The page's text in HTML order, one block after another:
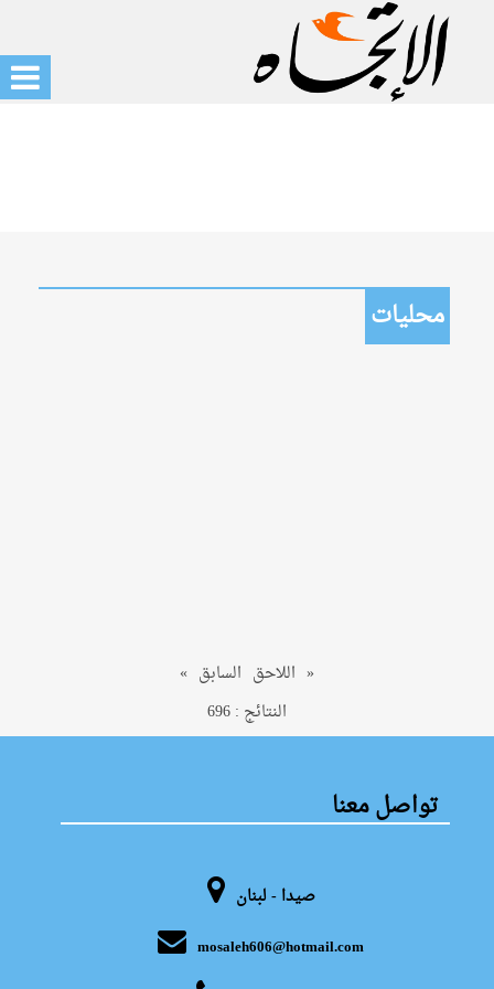
محليات
« السابق اللاحق »
النتائج : 696
تواصل معنا
صيدا - لبنان
mosaleh606@hotmail.com